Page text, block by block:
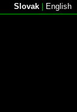
Slovak English